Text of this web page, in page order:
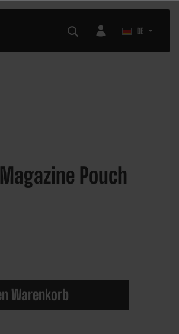
DE
Pouch
Warenkorb